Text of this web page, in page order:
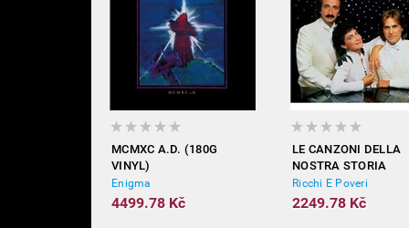
MCMXC A.D. (180G
VINYL)
Enigma
4499.78 Kč
LE CANZONI DELLA
NOSTRA STORIA
Ricchi E Poveri
2249.78 Kč